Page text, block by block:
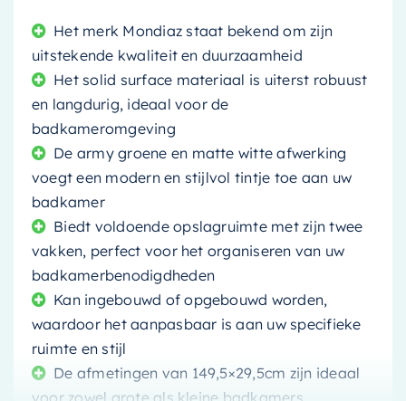
Het merk Mondiaz staat bekend om zijn
uitstekende kwaliteit en duurzaamheid
Het solid surface materiaal is uiterst robuust
en langdurig, ideaal voor de
badkameromgeving
De army groene en matte witte afwerking
voegt een modern en stijlvol tintje toe aan uw
badkamer
Biedt voldoende opslagruimte met zijn twee
vakken, perfect voor het organiseren van uw
badkamerbenodigdheden
Kan ingebouwd of opgebouwd worden,
waardoor het aanpasbaar is aan uw specifieke
ruimte en stijl
De afmetingen van 149,5×29,5cm zijn ideaal
voor zowel grote als kleine badkamers